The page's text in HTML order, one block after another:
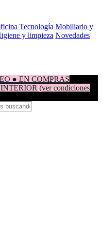
Tecnología Mobiliario y
y limpieza Novedades
● EN COMPRAS
(ver condiciones